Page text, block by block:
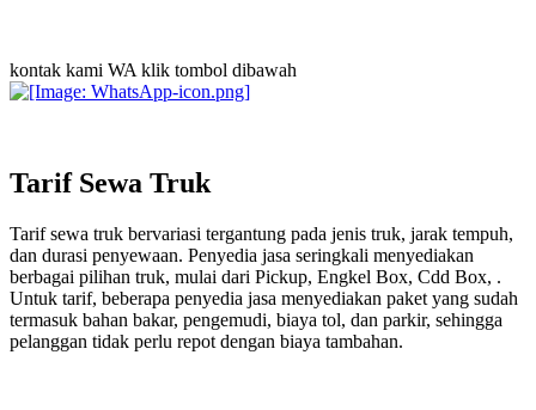
kontak kami WA klik tombol dibawah
Tarif Sewa Truk
Tarif sewa truk bervariasi tergantung pada jenis truk, jarak tempuh,
dan durasi penyewaan. Penyedia jasa seringkali menyediakan
berbagai pilihan truk, mulai dari Pickup, Engkel Box, Cdd Box, .
Untuk tarif, beberapa penyedia jasa menyediakan paket yang sudah
termasuk bahan bakar, pengemudi, biaya tol, dan parkir, sehingga
pelanggan tidak perlu repot dengan biaya tambahan.